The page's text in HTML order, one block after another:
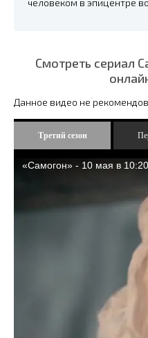
человеком в эпицентре
Смотреть сериал
Данное видео не
Третий сезон